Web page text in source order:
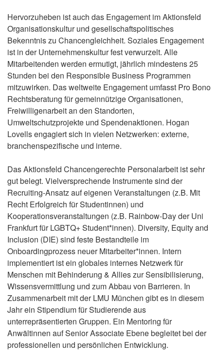
Hervorzuheben ist auch das Engagement im Aktionsfeld
Organisationskultur und gesellschaftspolitisches
Bekenntnis zu Chancengleichheit. Soziales Engagement
ist in der Unternehmenskultur fest verwurzelt. Alle
Mitarbeitenden werden ermutigt, jährlich mindestens 25
Stunden bei den Responsible Business Programmen
mitzuwirken. Das weltweite Engagement umfasst Pro Bono
Rechtsberatung für gemeinnützige Organisationen,
Freiwilligenarbeit an den Standorten,
Umweltschutzprojekte und Spendenaktionen. Hogan
Lovells engagiert sich in vielen Netzwerken: externe,
branchenspezifische und interne.
Das Aktionsfeld Chancengerechte Personalarbeit ist sehr
gut belegt. Vielversprechende Instrumente sind der
Recruiting-Ansatz auf eigenen Veranstaltungen (z.B. Mit
Recht Erfolgreich für Studentinnen) und
Kooperationsveranstaltungen (z.B. Rainbow-Day der Uni
Frankfurt für LGBTQ+ Student*innen). Diversity, Equity and
Inclusion (DIE) sind feste Bestandteile im
Onboardingprozess neuer Mitarbeiter*innen. Intern
implementiert ist ein globales internes Netzwerk für
Menschen mit Behinderung & Allies zur Sensibilisierung,
Wissensvermittlung und zum Abbau von Barrieren. In
Zusammenarbeit mit der LMU München gibt es in diesem
Jahr ein Stipendium für Studierende aus
unterrepräsentierten Gruppen. Ein Mentoring für
Anwältinnen auf Senior Associate Ebene begleitet bei der
professionellen und persönlichen Entwicklung.